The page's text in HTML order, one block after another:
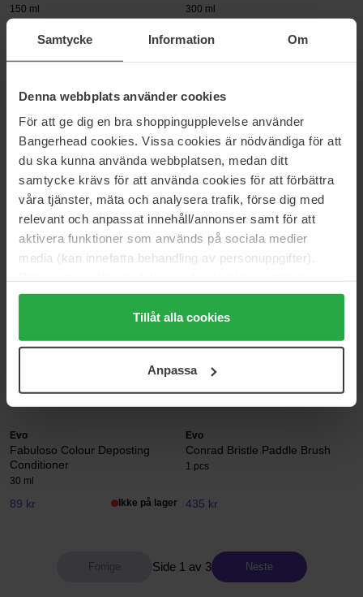
Samtycke Information Om
Denna webbplats använder cookies
För att ge dig en bra shoppingupplevelse använder
Bangerhead cookies. Vissa cookies är nödvändiga för att
du ska kunna använda webbplatsen, medan ditt
samtycke krävs för att använda cookies för att förbättra
våra tjänster, mäta och analysera trafik, förse dig med
relevant och anpassat innehåll/annonser samt för att
aktivera funktioner som används på sociala medier
media (kan innefatta behandling av personuppgifter).
Genom att trycka på "Tillåt alla cookies" accepterar du
alla cookies, medan du under "Detaljer" kan anpassa
användningen av cookies. Du kan när som helst återkalla
samt vår Integritetspolicy.
Tillåt alla cookies
Anpassa
150 ml 300 ml
Tube Colour Treatment
89 kr
Volume Gluttony Volume
300 ml
319 kr Ikke på lager
Evo
Water Killer Dry Shampoo
200 ml
Evo
Style Mister Fantastic Blowout
200 ml
329 kr
Treatment
Evo
15 g
Evo
Fabuloso Colour Deposting
Conditioner
30 ml
89 kr Ikke på lager
Evo
Conrad Bristle Paddle Brush
1 pcs
435 kr
Side 1 av 3 Neste